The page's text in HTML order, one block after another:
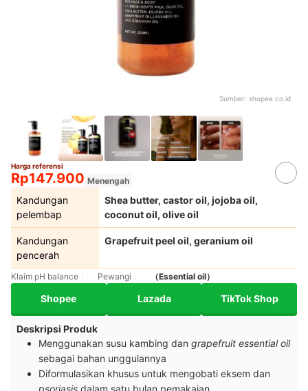
Sumber: shopee.co.id
Harga referensi
Rp147.900 Menengah
Kandungan
pelembap
Shea butter, castor oil, jojoba oil,
coconut oil, olive oil
Kandungan
pencerah
Grapefruit peel oil, geranium oil
Klaim pH balance Pewangi （Essential oil）
Shopee Lazada TikTok Shop
Deskripsi Produk
Menggunakan susu kambing dan grapefruit essential oil
sebagai bahan unggulannya
Diformulasikan khusus untuk mengobati eksem dan